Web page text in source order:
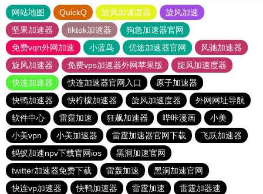
网站地图 QuickQ 旋风加速度器
旋风加速
坚果加速器
tiktok加速器
狗急加速器官网
免费vqn外网加速
小蓝鸟 优途加速器官网
风驰加速器
旋风加速器
免费vps加速器外网苹果版
旋风加速度器
快连加速器
快连加速器官网入口
原子加速器
快鸭加速器
快柠檬加速器 旋风加速度器
外网网址导航
软件中心
雷霆加速 狂飙加速器 哔咔漫画
小美
小美vpn
小美加速器 雷霆加速器官网下载
飞跃加速器
蚂蚁加速npv下载官网ios
黑洞加速官网
twitter加速器免费下载
雷轰加速
黑洞加速官网
快连vp加速器
快鸭加速器 雷霆加速
雷霆加器速